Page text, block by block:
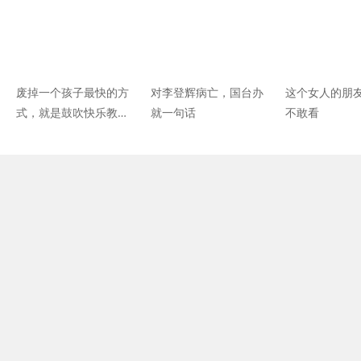
废掉一个孩子最快的方
式，就是鼓吹快乐教
对李登辉病亡，国台办
就一句话
这个女人的朋
不敢看